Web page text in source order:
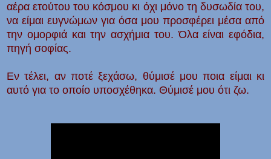
αέρα ετούτου του κόσμου κι όχι μόνο τη δυσωδία του,
να είμαι ευγνώμων για όσα μου προσφέρει μέσα από
την ομορφιά και την ασχήμια του. Όλα είναι εφόδια,
πηγή σοφίας.
Εν τέλει, αν ποτέ ξεχάσω, θύμισέ μου ποια είμαι κι
αυτό για το οποίο υποσχέθηκα. Θύμισέ μου ότι ζω.